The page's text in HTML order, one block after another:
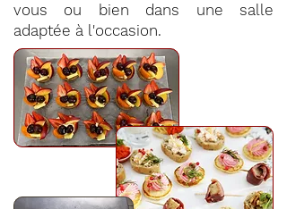
vous ou bien dans une salle
adaptée à l'occasion.